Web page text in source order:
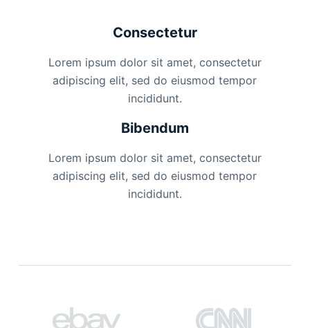
Consectetur
Lorem ipsum dolor sit amet, consectetur
adipiscing elit, sed do eiusmod tempor
incididunt.
Bibendum
Lorem ipsum dolor sit amet, consectetur
adipiscing elit, sed do eiusmod tempor
incididunt.